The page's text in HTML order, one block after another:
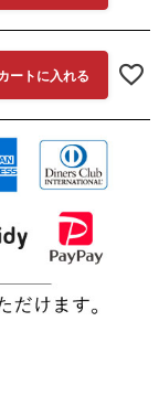
ートに入れる